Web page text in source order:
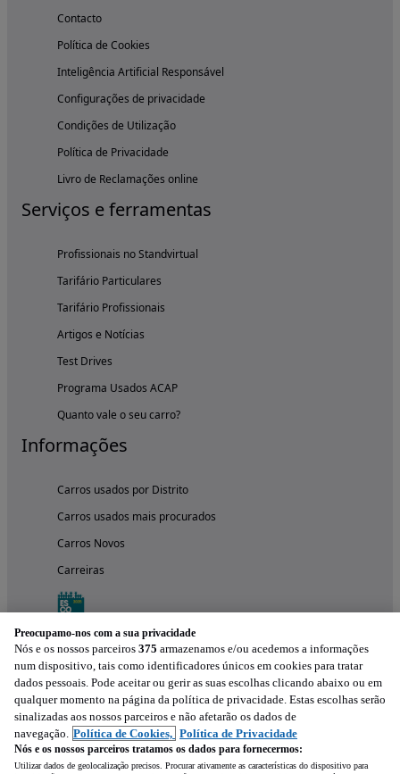
Contacto
Política de Cookies
Inteligência Artificial Responsável
Configurações de privacidade
Condições de Utilização
Política de Privacidade
Livro de Reclamações online
Serviços e ferramentas
Profissionais no Standvirtual
Tarifário Particulares
Tarifário Profissionais
Artigos e Notícias
Test Drives
Programa Usados ACAP
Quanto vale o seu carro?
Informações
Carros usados por Distrito
Carros usados mais procurados
Carros Novos
Carreiras
Experimenta a aplicação
Preocupamo-nos com a sua privacidade
Nós e os nossos parceiros 375 armazenamos e/ou acedemos a informações
num dispositivo, tais como identificadores únicos em cookies para tratar
dados pessoais. Pode aceitar ou gerir as suas escolhas clicando abaixo ou em
qualquer momento na página da política de privacidade. Estas escolhas serão
sinalizadas aos nossos parceiros e não afetarão os dados de
navegação. Política de Cookies, Política de Privacidade
Nós e os nossos parceiros tratamos os dados para fornecermos:
Utilizar dados de geolocalização precisos. Procurar ativamente as características do dispositivo para